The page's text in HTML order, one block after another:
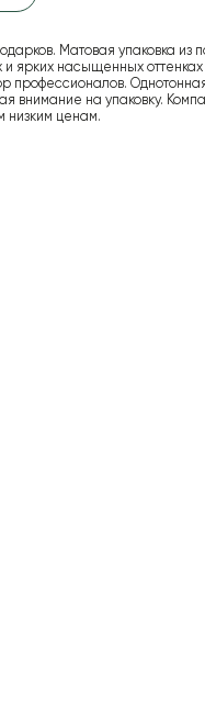
Матовая упаковка из
и ярких насыщенных
профессионалов.
внимание на упаковку.
низким ценам.